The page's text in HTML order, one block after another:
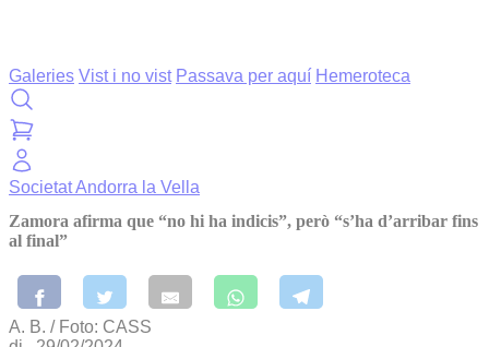
Galeries Vist i no vist Passava per aquí Hemeroteca
SocietatAndorra la Vella
Zamora afirma que “no hi ha indicis”, però “s’ha d’arribar fins
al final”
A. B. / Foto: CASS